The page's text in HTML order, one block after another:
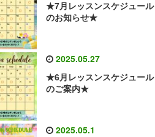
★7月レッスンスケジュール
のお知らせ★
2025.05.27
★6月レッスンスケジュール
のご案内★
2025.05.1